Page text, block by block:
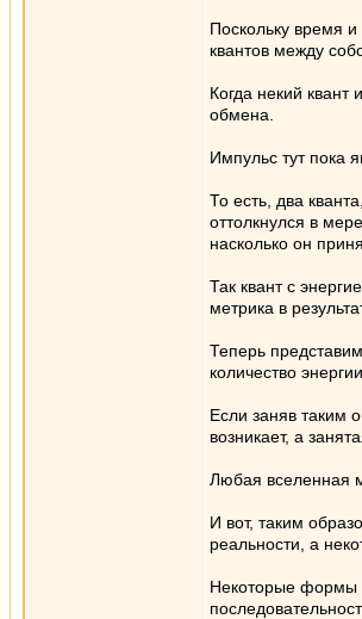
Поскольку время
квантов между
Когда некий
обмена.
Импульс тут пока
То есть, два
оттолкнулся в
насколько он
Так квант с
метрика в
Теперь
количество
Если заняв таким
возникает, а
Любая вселенная
И вот, таким
реальности, а
Некоторые формы